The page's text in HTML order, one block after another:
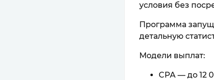
условия без
Программа
детальную
Модели выплат:
CPA — до 12